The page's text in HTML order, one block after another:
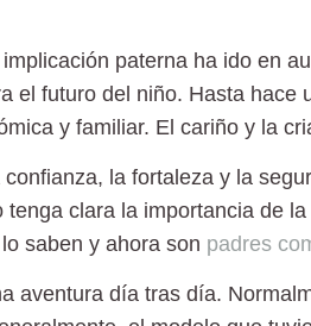
paterna ha ido en
el futuro del niño. Hasta hace
y familiar. El cariño y la
la fortaleza y la
tenga clara la importancia de
lo saben y ahora son padres
aventura día tras día.